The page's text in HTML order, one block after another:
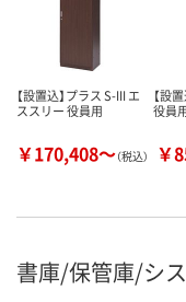
【設置込】プラス S-III エ
ススリー 役員用
￥170,408～（税込）
【設
役員
￥
書庫/保管庫/シ